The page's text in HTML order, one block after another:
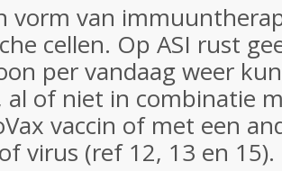
vorm van
cellen. Op ASI rust
per vandaag weer
al of niet in combinatie
vaccin of met een
virus (ref 12, 13 en 15).